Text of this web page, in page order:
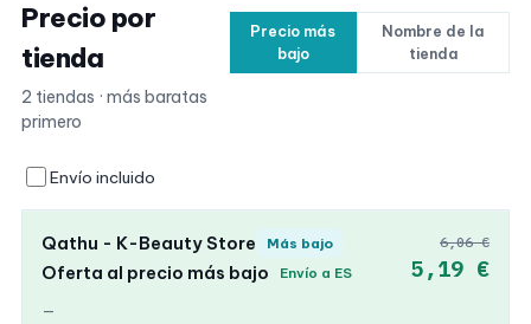
Precio por
tienda
2 tiendas · más baratas
primero
Precio más
bajo
Nombre de la
tienda
Envío incluido
Qathu - K-Beauty Store Más bajo
Oferta al precio más bajo Envío a ES
—
6,06 €
5,19 €